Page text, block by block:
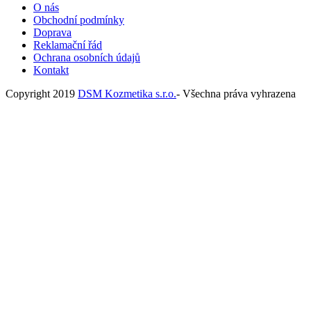
O nás
Obchodní podmínky
Doprava
Reklamační řád
Ochrana osobních údajů
Kontakt
Copyright 2019 DSM Kozmetika s.r.o.- Všechna práva vyhrazena